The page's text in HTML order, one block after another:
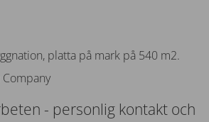
platta på mark på 540 m2.
- personlig kontakt och